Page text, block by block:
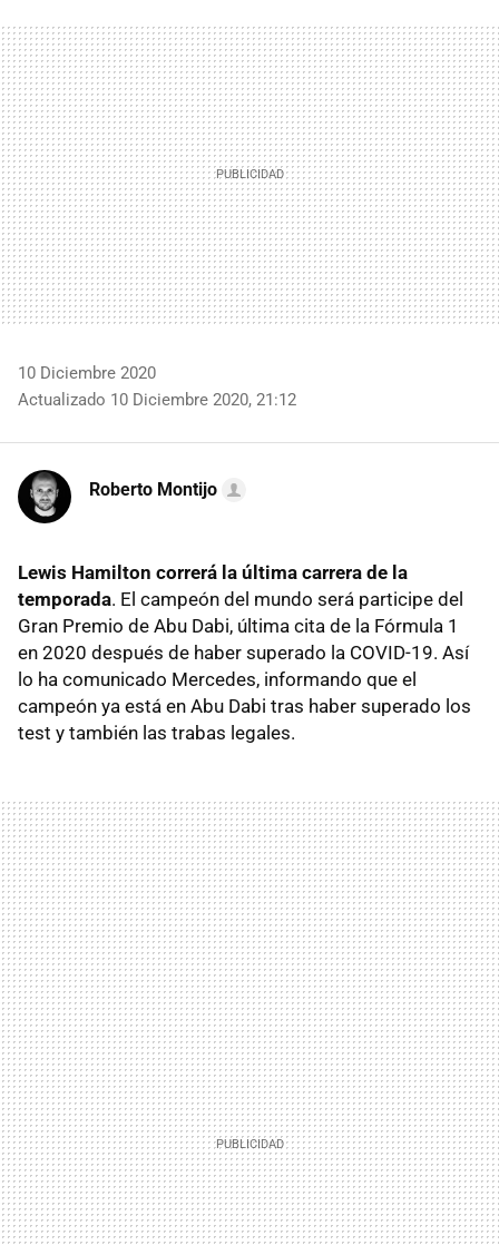
MAIL
10 Diciembre 2020
Actualizado 10 Diciembre 2020, 21:12
Roberto Montijo
Lewis Hamilton correrá la última carrera de la
temporada. El campeón del mundo será participe del
Gran Premio de Abu Dabi, última cita de la Fórmula 1
en 2020 después de haber superado la COVID-19. Así
lo ha comunicado Mercedes, informando que el
campeón ya está en Abu Dabi tras haber superado los
test y también las trabas legales.